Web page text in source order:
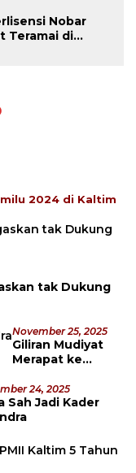
Nobar
Teramai di
2024 di Kaltim
tak Dukung
November 25, 2025
Giliran Mudiyat
Merapat ke
24, 2025
Sah Jadi Kader